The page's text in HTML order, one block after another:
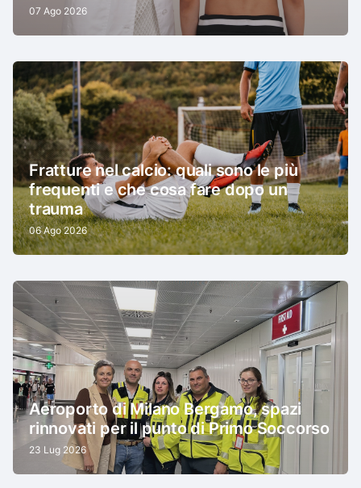
07 Ago 2026
Fratture nel calcio: quali sono le più
frequenti e che cosa fare dopo un
trauma
06 Ago 2026
Aeroporto di Milano Bergamo, spazi
rinnovati per il punto di Primo Soccorso
23 Lug 2026